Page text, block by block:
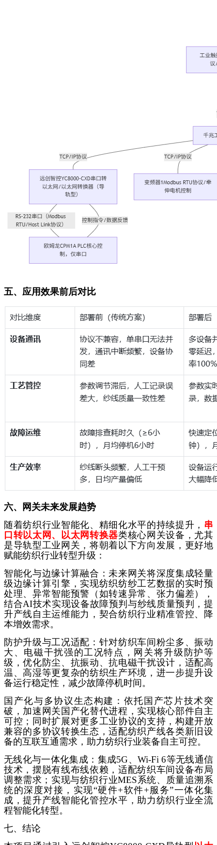
五、应用效果前后对比
六、网关未来发展趋势
随着纺织行业智能化、精细化水平的持续提升， 串
口转以太网、以太网转换器类核心网关设备，尤其
是导轨型工业网关，将朝着以下方向发展，更好地
赋能纺织行业转型升级：
智能化与边缘计算融合：未来网关将深度集成轻量
级边缘计算引擎，实现纺织纺纱工艺数据的实时预
处理、异常智能预警（如转速异常、张力偏差），
结合AI技术实现设备故障预判与纱线质量预判，提
升产线自主运维能力，契合纺织行业精准管控、降
本增效需求。
防护升级与工况适配：针对纺织车间粉尘多、振动
大、电磁干扰强的工况特点，网关将升级防护等
级，优化防尘、抗振动、抗电磁干扰设计，适配高
温、高湿等更复杂的纺织生产环境，进一步提升设
备运行稳定性，减少故障停机时间。
国产化与多协议生态构建：依托国产芯片技术突
破，加速网关国产化替代进程，实现核心部件自主
可控；同时扩展对更多工业协议的支持，构建开放
兼容的多协议转换生态，适配纺织产线各类新旧设
备的互联互通需求，助力纺织行业装备自主可控。
无线化与一体化集成：集成5G、Wi-Fi 6等无线通信
技术，摆脱有线布线依赖，适配纺织车间设备布局
调整需求；实现与纺织行业MES系统、质量追溯系
统的深度对接，实现“硬件+软件+服务”一体化集
成，提升产线智能化管控水平，助力纺织行业全流
程智能化转型。
七、结论